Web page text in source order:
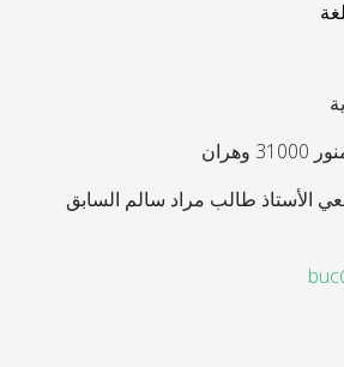
الأستاذ طالب مراد سالم السابق